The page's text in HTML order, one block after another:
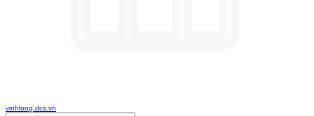
vinhlong.dcs.vn